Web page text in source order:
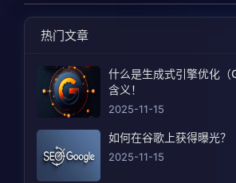
热门文章
什么是生成式引擎优化（
含义！
2025-11-15
如何在谷歌上获得曝光？
2025-11-15